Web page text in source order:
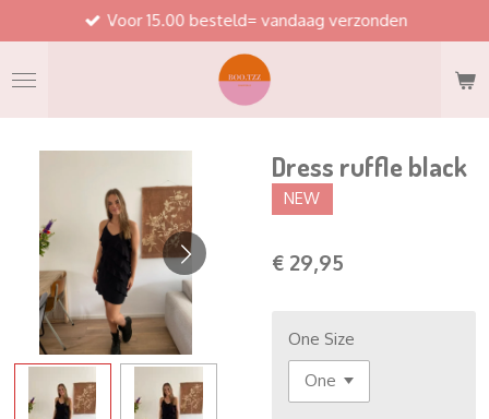
direct
naar
de
hoofdinhoud
Voor 15.00 besteld= vandaag verzonden
Dress ruffle black
NEW
€ 29,95
One Size